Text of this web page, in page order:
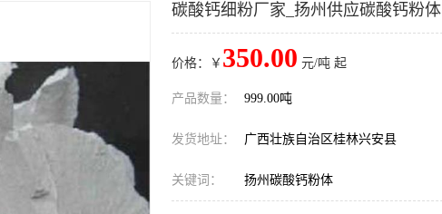
碳酸钙细粉厂家_扬州供应碳酸钙粉体
价格：￥ 350.00 元/吨 起
产品数量： 999.00吨
发货地址： 广西壮族自治区桂林兴安县
关键词： 扬州碳酸钙粉体